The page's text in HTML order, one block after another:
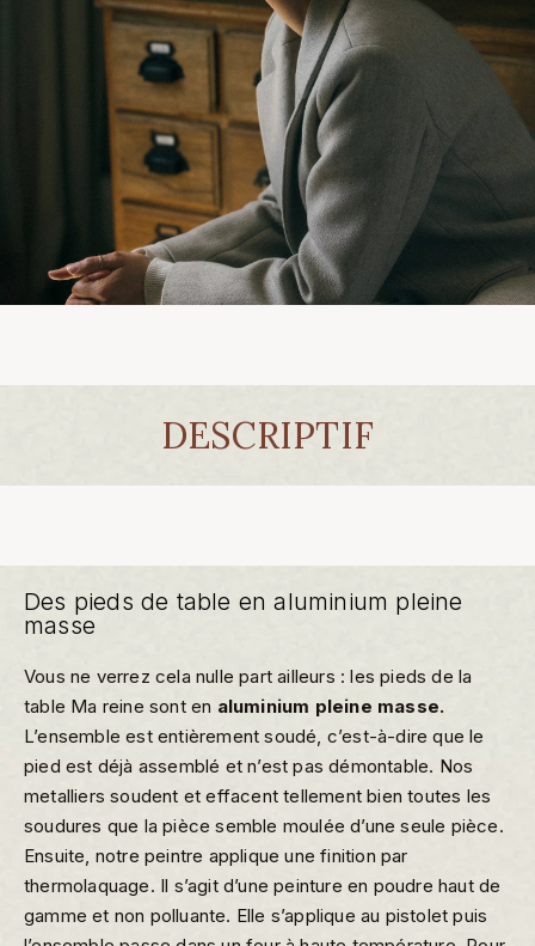
DESCRIPTIF
Des pieds de table en aluminium pleine
masse
Vous ne verrez cela nulle part ailleurs : les pieds de la
table Ma reine sont en aluminium pleine masse.
L’ensemble est entièrement soudé, c’est-à-dire que le
pied est déjà assemblé et n’est pas démontable. Nos
metalliers soudent et effacent tellement bien toutes les
soudures que la pièce semble moulée d’une seule pièce.
Ensuite, notre peintre applique une finition par
thermolaquage. Il s’agit d’une peinture en poudre haut de
gamme et non polluante. Elle s’applique au pistolet puis